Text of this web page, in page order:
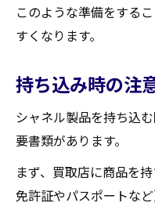
このような準備をする
すくなります。
持ち込み時の注
シャネル製品を持ち込
要書類があります。
まず、買取店に商品を
免許証やパスポートな